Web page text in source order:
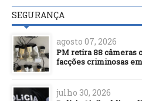
SEGURANÇA
agosto 07, 2026
PM retira 88 câmeras
facções criminosas
julho 30, 2026